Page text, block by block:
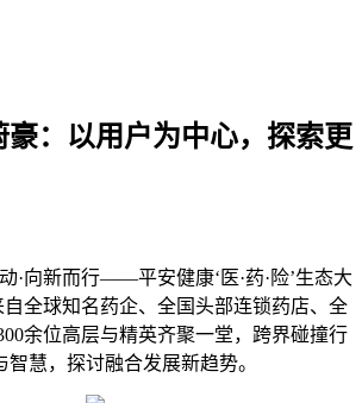
豪：以用户为中心，探索更
向新而行——平安健康‘医·药·险’生态大
自全球知名药企、全国头部连锁药店、全
余位高层与精英齐聚一堂，跨界碰撞行
智慧，探讨融合发展新趋势。